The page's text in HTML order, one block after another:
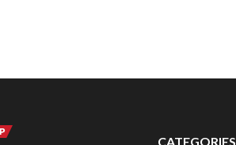
CATEGORIES